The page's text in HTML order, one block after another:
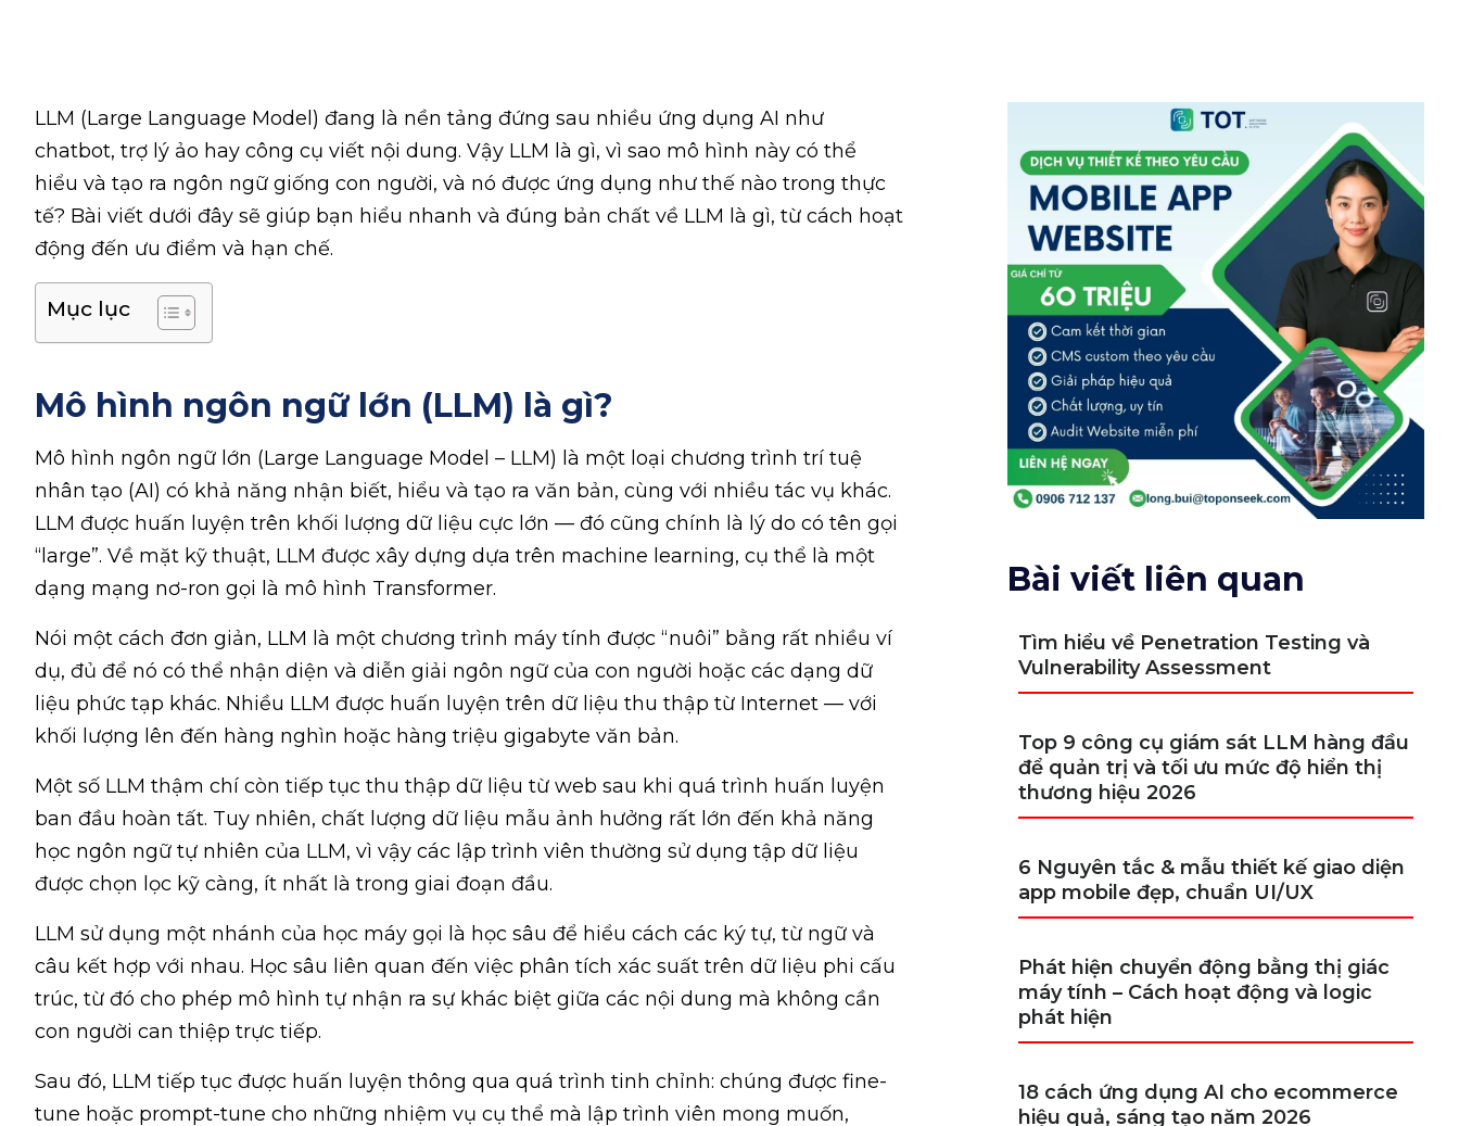
LLM (Large Language Model) đang là nền tảng đứng sau nhiều ứng dụng AI như
chatbot, trợ lý ảo hay công cụ viết nội dung. Vậy LLM là gì, vì sao mô hình này có thể
hiểu và tạo ra ngôn ngữ giống con người, và nó được ứng dụng như thế nào trong thực
tế? Bài viết dưới đây sẽ giúp bạn hiểu nhanh và đúng bản chất về LLM là gì, từ cách hoạt
động đến ưu điểm và hạn chế.
Mục lục
Mô hình ngôn ngữ lớn (LLM) là gì?
Mô hình ngôn ngữ lớn (Large Language Model – LLM) là một loại chương trình trí tuệ
nhân tạo (AI) có khả năng nhận biết, hiểu và tạo ra văn bản, cùng với nhiều tác vụ khác.
LLM được huấn luyện trên khối lượng dữ liệu cực lớn — đó cũng chính là lý do có tên gọi
“large”. Về mặt kỹ thuật, LLM được xây dựng dựa trên machine learning, cụ thể là một
dạng mạng nơ-ron gọi là mô hình Transformer.
Nói một cách đơn giản, LLM là một chương trình máy tính được “nuôi” bằng rất nhiều ví
dụ, đủ để nó có thể nhận diện và diễn giải ngôn ngữ của con người hoặc các dạng dữ
liệu phức tạp khác. Nhiều LLM được huấn luyện trên dữ liệu thu thập từ Internet — với
khối lượng lên đến hàng nghìn hoặc hàng triệu gigabyte văn bản.
Một số LLM thậm chí còn tiếp tục thu thập dữ liệu từ web sau khi quá trình huấn luyện
ban đầu hoàn tất. Tuy nhiên, chất lượng dữ liệu mẫu ảnh hưởng rất lớn đến khả năng
học ngôn ngữ tự nhiên của LLM, vì vậy các lập trình viên thường sử dụng tập dữ liệu
được chọn lọc kỹ càng, ít nhất là trong giai đoạn đầu.
LLM sử dụng một nhánh của học máy gọi là học sâu để hiểu cách các ký tự, từ ngữ và
câu kết hợp với nhau. Học sâu liên quan đến việc phân tích xác suất trên dữ liệu phi cấu
trúc, từ đó cho phép mô hình tự nhận ra sự khác biệt giữa các nội dung mà không cần
con người can thiệp trực tiếp.
Sau đó, LLM tiếp tục được huấn luyện thông qua quá trình tinh chỉnh: chúng được fine-
tune hoặc prompt-tune cho những nhiệm vụ cụ thể mà lập trình viên mong muốn,
Bài viết liên quan
Tìm hiểu về Penetration Testing và
Vulnerability Assessment
Top 9 công cụ giám sát LLM hàng đầu
để quản trị và tối ưu mức độ hiển thị
thương hiệu 2026
6 Nguyên tắc & mẫu thiết kế giao diện
app mobile đẹp, chuẩn UI/UX
Phát hiện chuyển động bằng thị giác
máy tính – Cách hoạt động và logic
phát hiện
18 cách ứng dụng AI cho ecommerce
hiệu quả, sáng tạo năm 2026